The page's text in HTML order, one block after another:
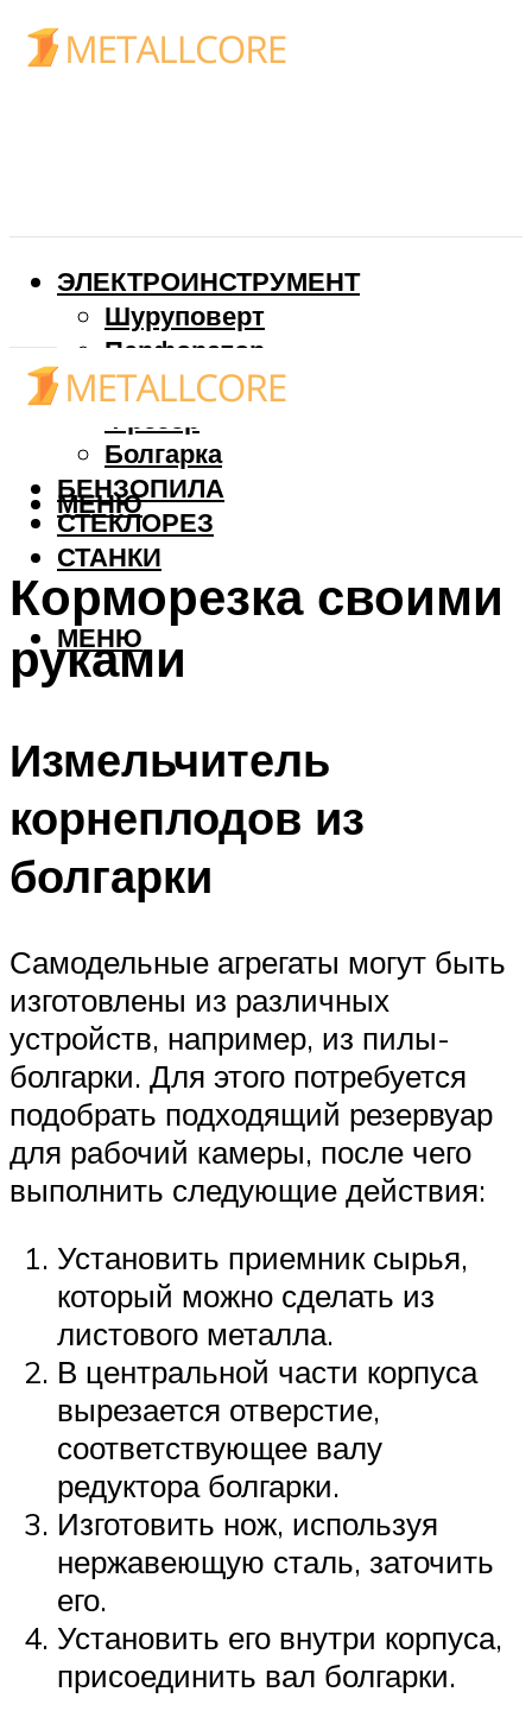
ЭЛЕКТРОИНСТРУМЕНТ
Шуруповерт
Перфоратор
Дрель
Фрезер
Болгарка
БЕНЗОПИЛА
СТЕКЛОРЕЗ
СТАНКИ
МЕНЮ
МЕНЮ
Корморезка своими
руками
Измельчитель
корнеплодов из
болгарки
Самодельные агрегаты могут быть
изготовлены из различных
устройств, например, из пилы-
болгарки. Для этого потребуется
подобрать подходящий резервуар
для рабочий камеры, после чего
выполнить следующие действия:
Установить приемник сырья,
который можно сделать из
листового металла.
В центральной части корпуса
вырезается отверстие,
соответствующее валу
редуктора болгарки.
Изготовить нож, используя
нержавеющую сталь, заточить
его.
Установить его внутри корпуса,
присоединить вал болгарки.